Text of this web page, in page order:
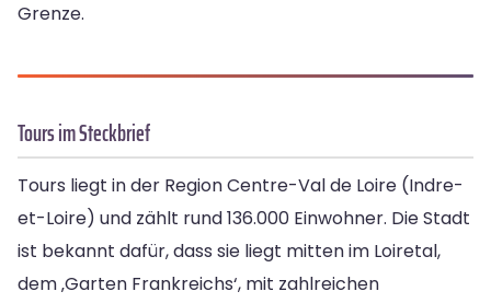
Grenze.
Tours im Steckbrief
Tours liegt in der Region Centre-Val de Loire (Indre-
et-Loire) und zählt rund 136.000 Einwohner. Die Stadt
ist bekannt dafür, dass sie liegt mitten im Loiretal,
dem ‚Garten Frankreichs‘, mit zahlreichen